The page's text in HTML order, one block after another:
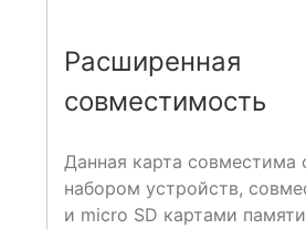
Расширенная
совместимость
Данная карта
набором устройств,
и micro SD картами